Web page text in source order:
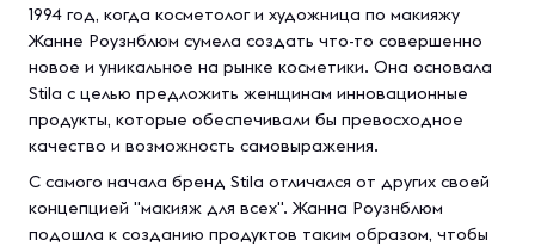
1994 год, когда косметолог и художница по макияжу
Жанне Роузнблюм сумела создать что-то совершенно
новое и уникальное на рынке косметики. Она основала
Stila с целью предложить женщинам инновационные
продукты, которые обеспечивали бы превосходное
качество и возможность самовыражения.
С самого начала бренд Stila отличался от других своей
концепцией "макияж для всех". Жанна Роузнблюм
подошла к созданию продуктов таким образом, чтобы